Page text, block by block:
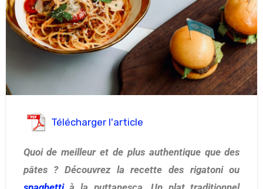
Télécharger l'article
Quoi de meilleur et de plus authentique que des
pâtes ? Découvrez la recette des rigatoni ou